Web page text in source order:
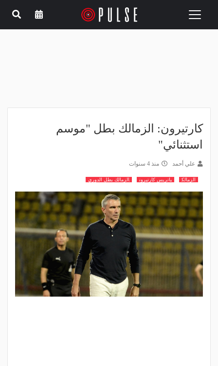
Toggle
كارتيرون: الزمالك بطل "موسم
استثنائي"
علي أحمد منذ 4 سنوات
الزمالك باتريس كارتيرون الزمالك بطل الدوري